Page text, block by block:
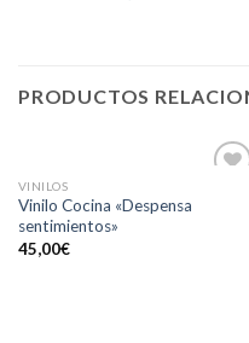
PRODUCTOS
VINILOS
Vinilo Cocina «Despensa
sentimientos»
45,00€